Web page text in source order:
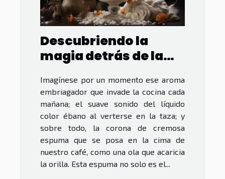
Descubriendo la
magia detrás de la
Imagínese por un momento ese aroma
embriagador que invade la cocina cada
mañana; el suave sonido del líquido
color ébano al verterse en la taza; y
sobre todo, la corona de cremosa
espuma que se posa en la cima de
nuestro café, como una ola que acaricia
la orilla. Esta espuma no solo es el...